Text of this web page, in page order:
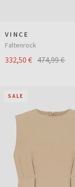
VINCE
Faltenrock
332,50 € 474,99 €
SALE